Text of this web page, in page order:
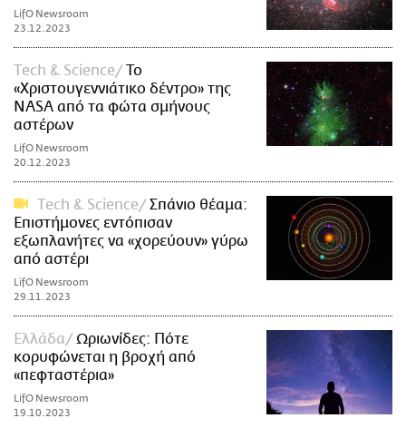
LifO Newsroom
23.12.2023
Τech & Science
Το
«Χριστουγεννιάτικο δέντρο» της
NASA από τα φώτα σμήνους
αστέρων
LifO Newsroom
20.12.2023
Τech & Science
Σπάνιο θέαμα:
Επιστήμονες εντόπισαν
εξωπλανήτες να «χορεύουν» γύρω
από αστέρι
LifO Newsroom
29.11.2023
Ελλάδα
Ωριωνίδες: Πότε
κορυφώνεται η βροχή από
«πεφταστέρια»
LifO Newsroom
19.10.2023